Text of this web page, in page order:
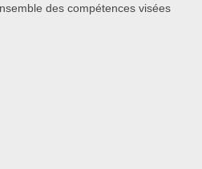
des compétences visées